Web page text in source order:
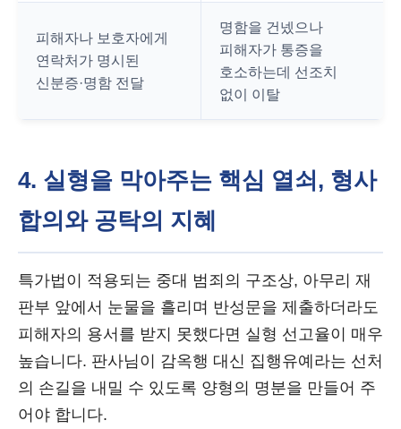
피해자나 보호자에게
연락처가 명시된
신분증·명함 전달
명함을 건넸으나
피해자가 통증을
호소하는데 선조치
없이 이탈
4. 실형을 막아주는 핵심 열쇠, 형사
합의와 공탁의 지혜
특가법이 적용되는 중대 범죄의 구조상, 아무리 재
판부 앞에서 눈물을 흘리며 반성문을 제출하더라도
피해자의 용서를 받지 못했다면 실형 선고율이 매우
높습니다. 판사님이 감옥행 대신 집행유예라는 선처
의 손길을 내밀 수 있도록 양형의 명분을 만들어 주
어야 합니다.